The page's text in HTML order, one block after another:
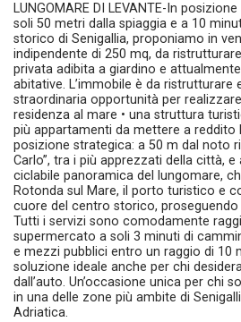
LUNGOMARE DI LEVANTE-In
soli 50 metri dalla spiaggia e a 10
storico di Senigallia, proponiamo in
indipendente di 250 mq, da
privata adibita a giardino e
abitative. L’immobile è da ristrutturare
straordinaria opportunità per
residenza al mare • una struttura
più appartamenti da mettere a reddito
posizione strategica: a 50 m dal noto
Carlo”, tra i più apprezzati della città,
ciclabile panoramica del lungomare,
Rotonda sul Mare, il porto turistico e
cuore del centro storico,
Tutti i servizi sono comodamente
supermercato a soli 3 minuti di
e mezzi pubblici entro un raggio di 10
soluzione ideale anche per chi
dall’auto. Un’occasione unica per chi
in una delle zone più ambite di
Adriatica.